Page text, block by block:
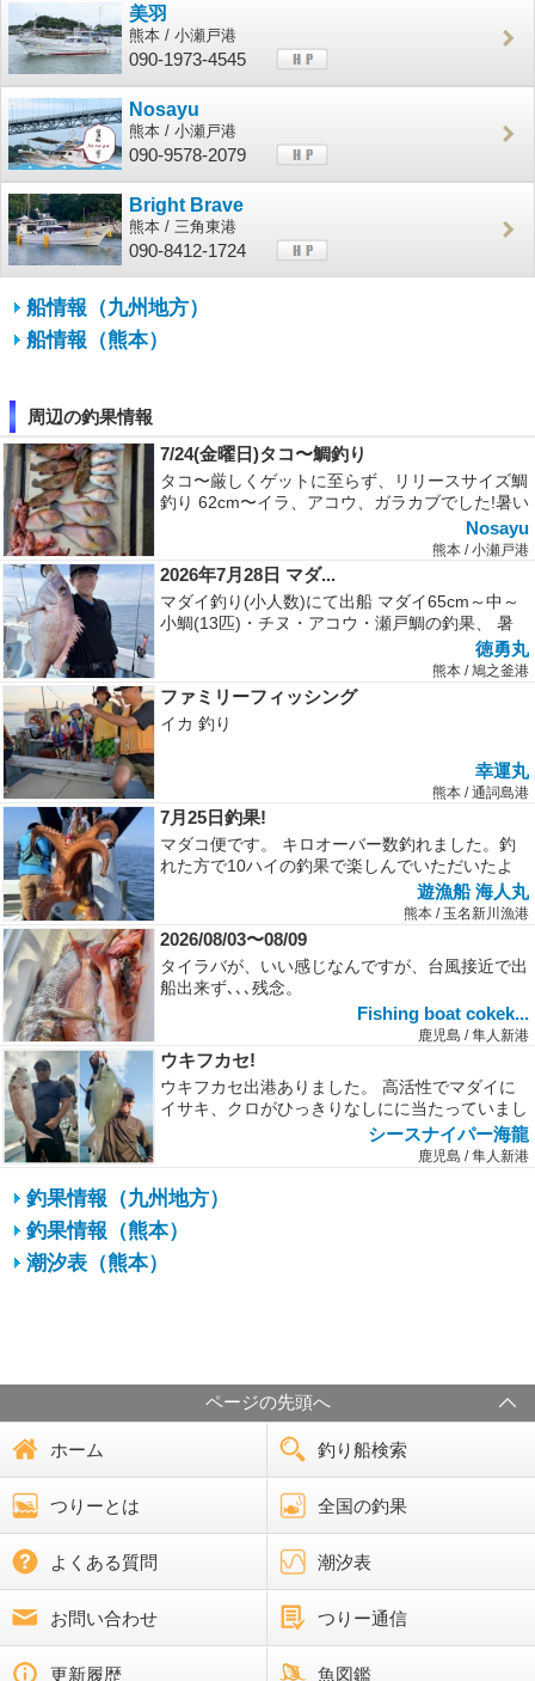
美羽
熊本 / 小瀬戸港
090-1973-4545
Nosayu
熊本 / 小瀬戸港
090-9578-2079
Bright Brave
熊本 / 三角東港
090-8412-1724
船情報（九州地方）
船情報（熊本）
周辺の釣果情報
7/24(金曜日)タコ〜鯛釣り
タコ〜厳しくゲットに至らず、リリースサイズ鯛
釣り 62cm〜イラ、アコウ、ガラカブでした!暑い
Nosayu
熊本 / 小瀬戸港
2026年7月28日 マダ...
マダイ釣り(小人数)にて出船 マダイ65cm～中～
小鯛(13匹)・チヌ・アコウ・瀬戸鯛の釣果、 暑
徳勇丸
熊本 / 鳩之釜港
ファミリーフィッシング
イカ 釣り
幸運丸
熊本 / 通詞島港
7月25日釣果!
マダコ便です。 キロオーバー数釣れました。釣
れた方で10ハイの釣果で楽しんでいただいたよ
うです。針外れも多かったそうで...遊漁船 海人丸
熊本 / 玉名新川漁港
2026/08/03〜08/09
タイラバが、いい感じなんですが、台風接近で出
船出来ず､､､残念。
Fishing boat cokek...
鹿児島 / 隼人新港
ウキフカセ!
ウキフカセ出港ありました。 高活性でマダイに
イサキ、クロがひっきりなしにに当たっていまし
シースナイパー海龍
鹿児島 / 隼人新港
釣果情報（九州地方）
釣果情報（熊本）
潮汐表（熊本）
ページの先頭へ
ホーム 釣り船検索
つりーとは 全国の釣果
よくある質問 潮汐表
お問い合わせ つりー通信
更新履歴 魚図鑑